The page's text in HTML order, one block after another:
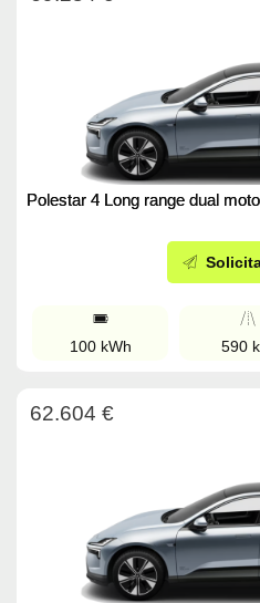
Polestar 4 Long range dual
100 kWh 590
62.604 €